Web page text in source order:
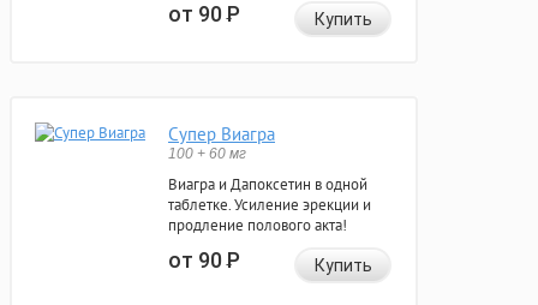
от 90Р Купить
Супер Виагра
100 + 60 мг
Виагра и Дапоксетин в одной
таблетке. Усиление эрекции и
продление полового акта!
от 90Р Купить